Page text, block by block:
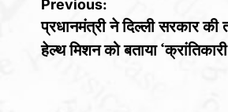
navigation
Previous:
प्रधानमंत्री ने दिल्ली सरकार की
हेल्थ मिशन को बताया